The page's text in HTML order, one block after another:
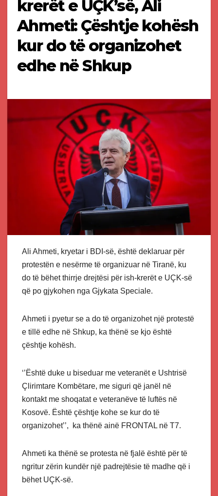
krerët e UÇK’së, Ali
Ahmeti: Çështje kohësh
kur do të organizohet
edhe në Shkup
Ali Ahmeti, kryetar i BDI-së, është deklaruar për
protestën e nesërme të organizuar në Tiranë, ku
do të bëhet thirrje drejtësi për ish-krerët e UÇK-së
që po gjykohen nga Gjykata Speciale.
Ahmeti i pyetur se a do të organizohet një protestë
e tillë edhe në Shkup, ka thënë se kjo është
çështje kohësh.
‘’Është duke u biseduar me veteranët e Ushtrisë
Çlirimtare Kombëtare, me siguri që janël në
kontakt me shoqatat e veteranëve të luftës në
Kosovë. Është çështje kohe se kur do të
organizohet’’, ka thënë ainë FRONTAL në T7.
Ahmeti ka thënë se protesta në fjalë është për të
ngritur zërin kundër një padrejtësie të madhe që i
bëhet UÇK-së.